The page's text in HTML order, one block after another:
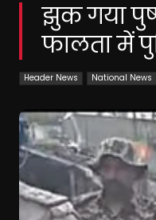
झुक गया
फालता में
Header News National News